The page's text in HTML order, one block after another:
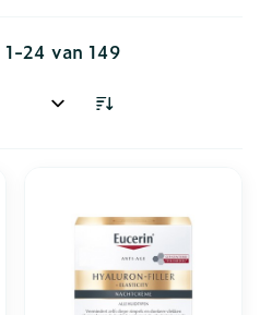
1-24 van 149